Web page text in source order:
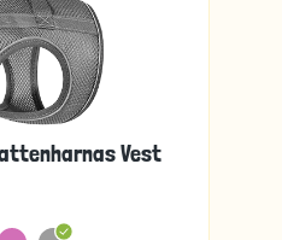
Vest